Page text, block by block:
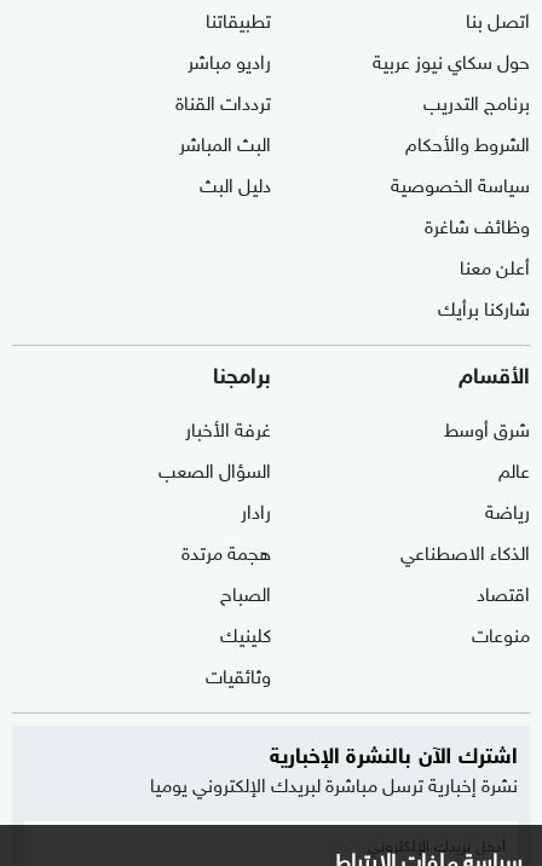
سياسة ملفات الارتباط
اتصل بنا
حول سكاي نيوز عربية
برنامج التدريب
الشروط والأحكام
سياسة الخصوصية
وظائف شاغرة
أعلن معنا
شاركنا برأيك
تطبيقاتنا
راديو مباشر
ترددات القناة
البث المباشر
دليل البث
الأقسام
شرق أوسط
عالم
رياضة
الذكاء الاصطناعي
اقتصاد
منوعات
برامجنا
غرفة الأخبار
السؤال الصعب
رادار
هجمة مرتدة
الصباح
كلينيك
وثائقيات
اشترك الآن بالنشرة الإخبارية
نشرة إخبارية ترسل مباشرة لبريدك الإلكتروني يوميا